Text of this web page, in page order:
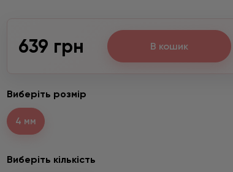
639 грн В кошик
Виберіть розмір
4 мм
Виберіть кількість